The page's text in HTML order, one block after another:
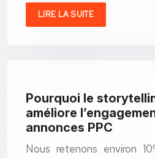
LIRE LA SUITE
Pourquoi le
améliore
annonces PPC
Nous retenons environ